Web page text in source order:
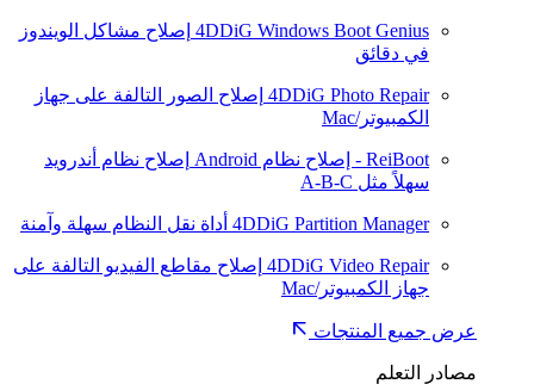
4DDiG Windows Boot Genius إصلاح مشاكل الويندوز
في دقائق
4DDiG Photo Repair إصلاح الصور التالفة على جهاز
الكمبيوتر/Mac
ReiBoot - إصلاح نظام Android
إصلاح نظام أندرويد
سهلاً مثل A-B-C
4DDiG Partition Manager أداة نقل النظام سهلة وآمنة
4DDiG Video Repair إصلاح مقاطع الفيديو التالفة على
جهاز الكمبيوتر/Mac
عرض جميع المنتجات
مصادر التعلم